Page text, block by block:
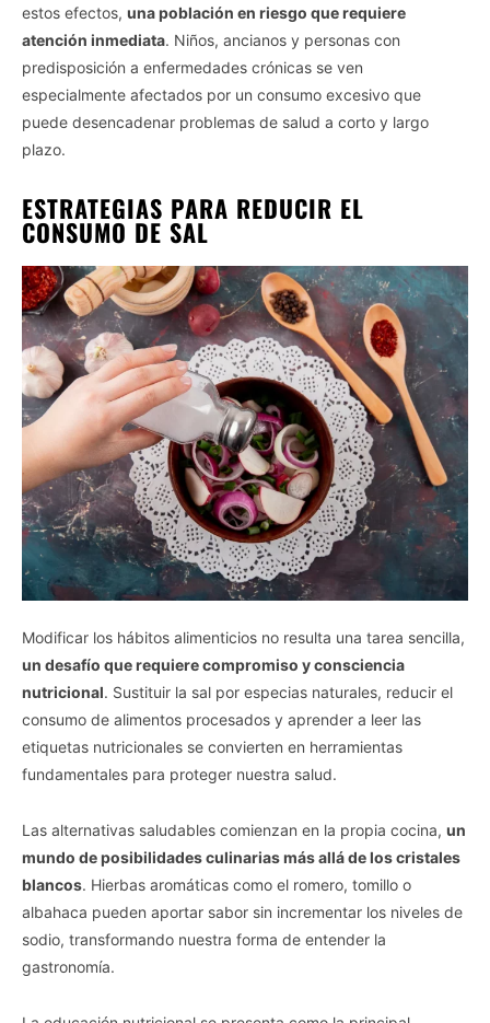
estos efectos, una población en riesgo que requiere
atención inmediata. Niños, ancianos y personas con
predisposición a enfermedades crónicas se ven
especialmente afectados por un consumo excesivo que
puede desencadenar problemas de salud a corto y largo
plazo.
ESTRATEGIAS PARA REDUCIR EL
CONSUMO DE SAL
Modificar los hábitos alimenticios no resulta una tarea sencilla,
un desafío que requiere compromiso y consciencia
nutricional. Sustituir la sal por especias naturales, reducir el
consumo de alimentos procesados y aprender a leer las
etiquetas nutricionales se convierten en herramientas
fundamentales para proteger nuestra salud.
Las alternativas saludables comienzan en la propia cocina, un
mundo de posibilidades culinarias más allá de los cristales
blancos. Hierbas aromáticas como el romero, tomillo o
albahaca pueden aportar sabor sin incrementar los niveles de
sodio, transformando nuestra forma de entender la
gastronomía.